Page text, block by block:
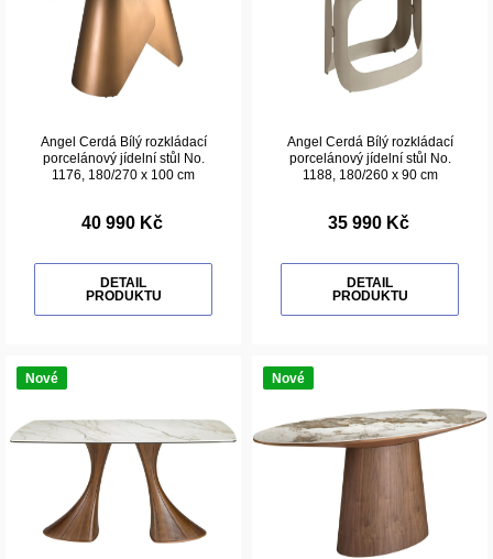
Angel Cerdá Bílý rozkládací
porcelánový jídelní stůl No.
1176, 180/270 x 100 cm
40 990 Kč
DETAIL
PRODUKTU
Angel Cerdá Bílý rozkládací
porcelánový jídelní stůl No.
1188, 180/260 x 90 cm
35 990 Kč
DETAIL
PRODUKTU
Nové Nové